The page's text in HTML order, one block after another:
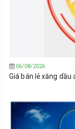
06/08/2026
Giá bán lẻ xăng